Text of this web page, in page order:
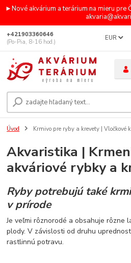
►Nové akvárium a terárium na mieru pre
EUR
+421903360646
(Po-Pia, 8-16 hod.)
Úvod Krmivo pre ryby a krevety | Vločkové
Akvaristika |
akváriové rybky a
Ryby potrebujú také
v prírode
Je veľmi rôznorodé a obsahuje rôzne
plody. V závislosti od druhu
rastlinnú potravu.